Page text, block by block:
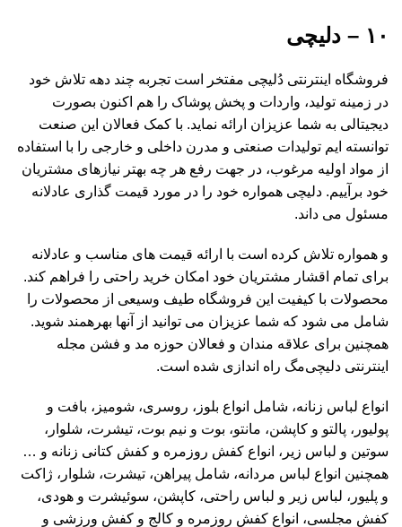
۱۰ – دلیچی
فروشگاه اینترنتی دُلیچی مفتخر است تجربه چند دهه تلاش خود
در زمینه تولید، واردات و پخش پوشاک را هم اکنون بصورت
دیجیتالی به شما عزیزان ارائه نماید. با کمک فعالان این صنعت
توانسته ایم تولیدات صنعتی و مدرن داخلی و خارجی را با استفاده
از مواد اولیه مرغوب، در جهت رفع هر چه بهتر نیازهای مشتریان
خود برآییم. دلیچی همواره خود را در مورد قیمت گذاری عادلانه
مسئول می داند.
و همواره تلاش کرده است با ارائه قیمت های مناسب و عادلانه
برای تمام اقشار مشتریان خود امکان خرید راحتی را فراهم کند.
محصولات با کیفیت این فروشگاه طیف وسیعی از محصولات را
شامل می شود که شما عزیزان می توانید از آنها بهرهمند شوید.
همچنین برای علاقه مندان و فعالان حوزه مد و فشن مجله
اینترنتی دلیچی‌مگ راه اندازی شده است.
انواع لباس زنانه، شامل انواع بلوز، روسری، شومیز، بافت و
پولیور، پالتو و کاپشن، مانتو، بوت و نیم بوت، تیشرت، شلوار،
سوتین و لباس زیر، انواع کفش روزمره و کفش کتانی زنانه و …
همچنین انواع لباس مردانه، شامل پیراهن، تیشرت، شلوار، ژاکت
و پلیور، لباس زیر و لباس راحتی، کاپشن، سوئیشرت و هودی،
کفش مجلسی، انواع کفش روزمره و کالج و کفش ورزشی و